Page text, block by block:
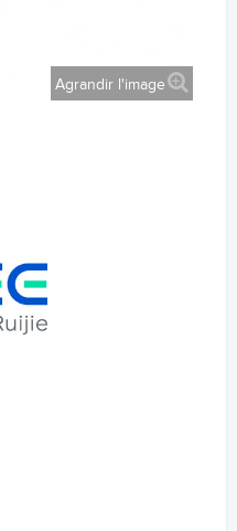
Agrandir l'image